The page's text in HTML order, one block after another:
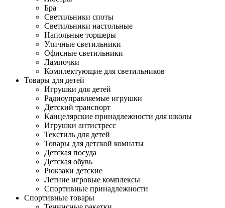
Бра
Светильники споты
Светильники настольные
Напольные торшеры
Уличные светильники
Офисные светильники
Лампочки
Комплектующие для светильников
Товары для детей
Игрушки для детей
Радиоуправляемые игрушки
Детский транспорт
Канцелярские принадлежности для школы
Игрушки антистресс
Текстиль для детей
Товары для детской комнаты
Детская посуда
Детская обувь
Рюкзаки детские
Летние игровые комплексы
Спортивные принадлежности
Спортивные товары